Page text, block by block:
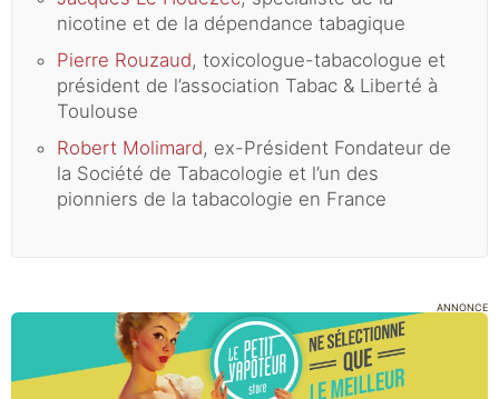
nicotine et de la dépendance tabagique
Pierre Rouzaud, toxicologue-tabacologue et
président de l’association Tabac & Liberté à
Toulouse
Robert Molimard, ex-Président Fondateur de
la Société de Tabacologie et l’un des
pionniers de la tabacologie en France
ANNONCE